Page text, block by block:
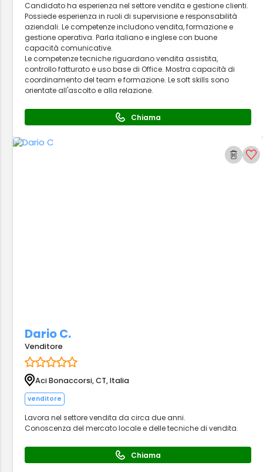
Candidato ha esperienza nel settore vendita e gestione clienti.
Possiede esperienza in ruoli di supervisione e responsabilità
aziendali. Le competenze includono vendita, formazione e
gestione operativa. Parla italiano e inglese con buone
capacità comunicative.
Le competenze tecniche riguardano vendita assistita,
controllo fatturato e uso base di Office. Mostra capacità di
coordinamento del team e formazione. Le soft skills sono
orientate all'ascolto e alla relazione.
Chiama
Dario C.
Venditore
Aci Bonaccorsi, CT, Italia
venditore
Lavora nel settore vendita da circa due anni.
Conoscenza del mercato locale e delle tecniche di vendita.
Chiama